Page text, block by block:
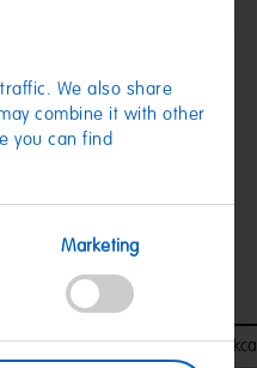
We also share
combine it with other
you can find
Marketing
1497 kJ/353 kcal